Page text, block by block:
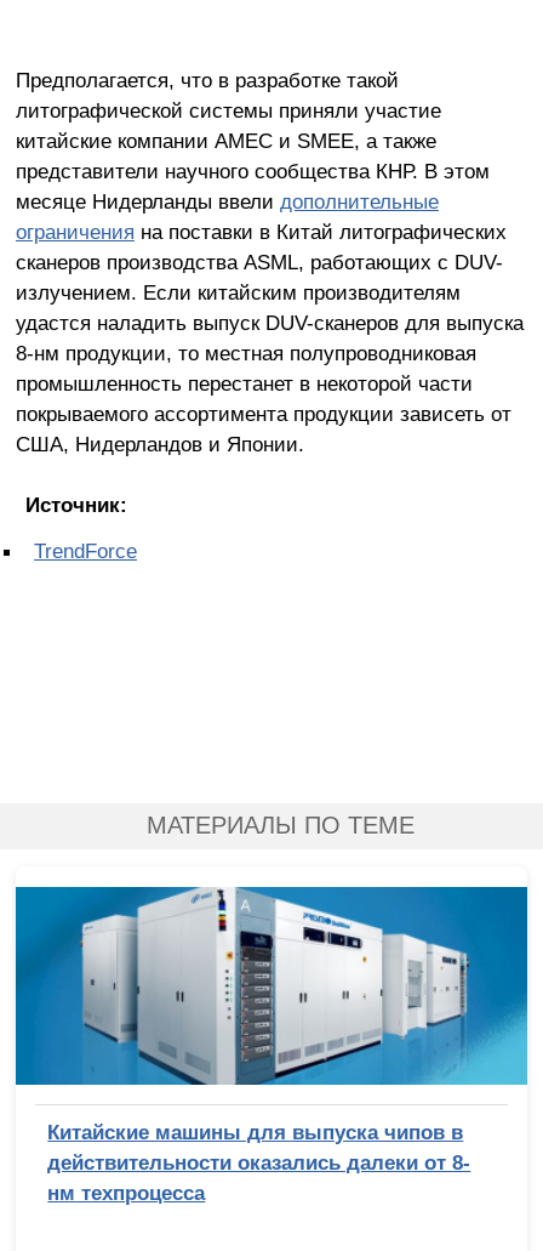
Предполагается, что в разработке такой
литографической системы приняли участие
китайские компании AMEC и SMEE, а также
представители научного сообщества КНР. В этом
месяце Нидерланды ввели дополнительные
ограничения на поставки в Китай литографических
сканеров производства ASML, работающих с DUV-
излучением. Если китайским производителям
удастся наладить выпуск DUV-сканеров для выпуска
8-нм продукции, то местная полупроводниковая
промышленность перестанет в некоторой части
покрываемого ассортимента продукции зависеть от
США, Нидерландов и Японии.
Источник:
TrendForce
МАТЕРИАЛЫ ПО ТЕМЕ
Китайские машины для выпуска чипов в
действительности оказались далеки от 8-
нм техпроцесса